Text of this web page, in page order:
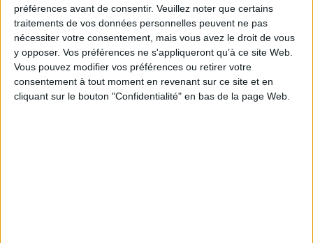
préférences avant de consentir. Veuillez noter que certains
traitements de vos données personnelles peuvent ne pas
nécessiter votre consentement, mais vous avez le droit de vous
y opposer. Vos préférences ne s'appliqueront qu’à ce site Web.
Vous pouvez modifier vos préférences ou retirer votre
consentement à tout moment en revenant sur ce site et en
cliquant sur le bouton "Confidentialité" en bas de la page Web.
Les juges lui ont donné raison, estimant que
l’entreprise devait mentionner toutes les créances,
même contestées.
Cette décision souligne que porter une créance à la
connaissance du mandataire n’implique pas de
reconnaître sa validité, mais est une obligation